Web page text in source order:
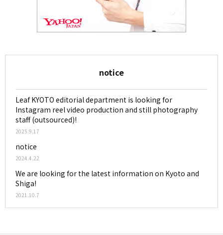
notice
Leaf KYOTO editorial department is looking for
Instagram reel video production and still photography
staff (outsourced)!
2025.9.17
notice
2024.4.22
We are looking for the latest information on Kyoto and
Shiga!
2021.10.7